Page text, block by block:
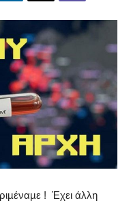
! Έχει άλλη